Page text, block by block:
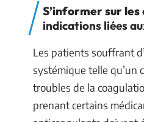
S’informer sur les
indications liées
Les patients souffrant
systémique telle qu’un
troubles de la
prenant certains